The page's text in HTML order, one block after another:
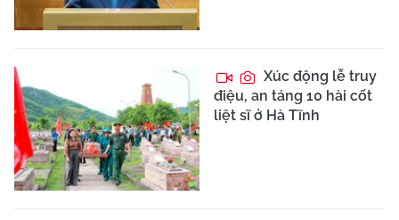
Xúc động lễ truy
điệu, an táng 10 hài cốt
liệt sĩ ở Hà Tĩnh